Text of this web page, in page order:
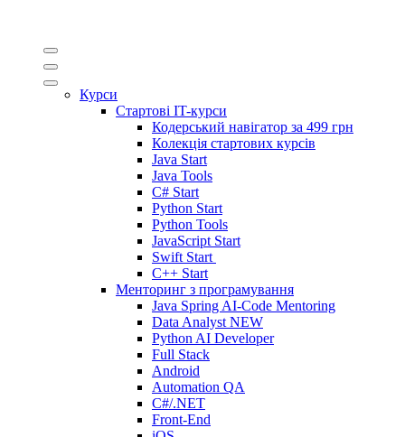
Курси
Стартові IT-курси
Кодерський навігатор за 499 грн
Колекція стартових курсів
Java Start
Java Tools
C# Start
Python Start
Python Tools
JavaScript Start
Swift Start
C++ Start
Менторинг з програмування
Java Spring AI-Code Mentoring
Data Analyst NEW
Python AI Developer
Full Stack
Android
Automation QA
C#/.NET
Front-End